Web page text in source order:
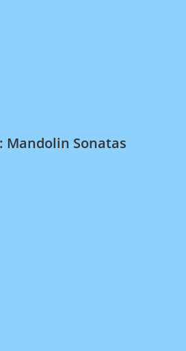
Mandolin Sonatas